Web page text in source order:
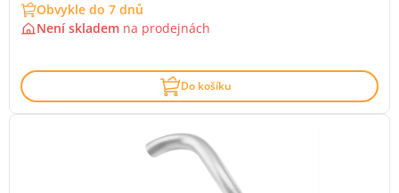
Obvykle do 7 dnů
Není skladem na prodejnách
Do košíku